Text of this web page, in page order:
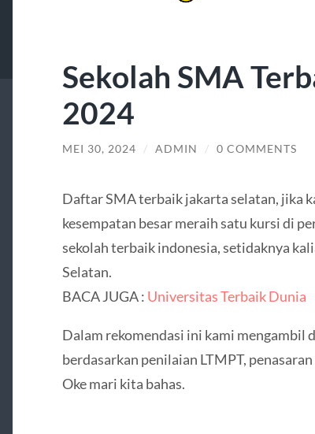
Sekolah SMA
2024
MEI 30, 2024 / ADMIN / 0 COMMENTS
Daftar SMA terbaik jakarta selatan, jika
kesempatan besar meraih satu kursi di
sekolah terbaik indonesia, setidaknya
Selatan.
BACA JUGA : Universitas Terbaik Dunia
Dalam rekomendasi ini kami mengambil
berdasarkan penilaian LTMPT,
Oke mari kita bahas.